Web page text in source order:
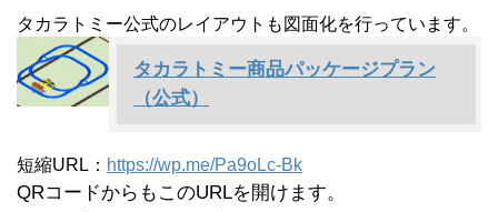
タカラトミー公式のレイアウトも図面化を行っています。
タカラトミー商品パッケージプラン
（公式）
短縮URL： https://wp.me/Pa9oLc-Bk
QRコードからもこのURLを開けます。